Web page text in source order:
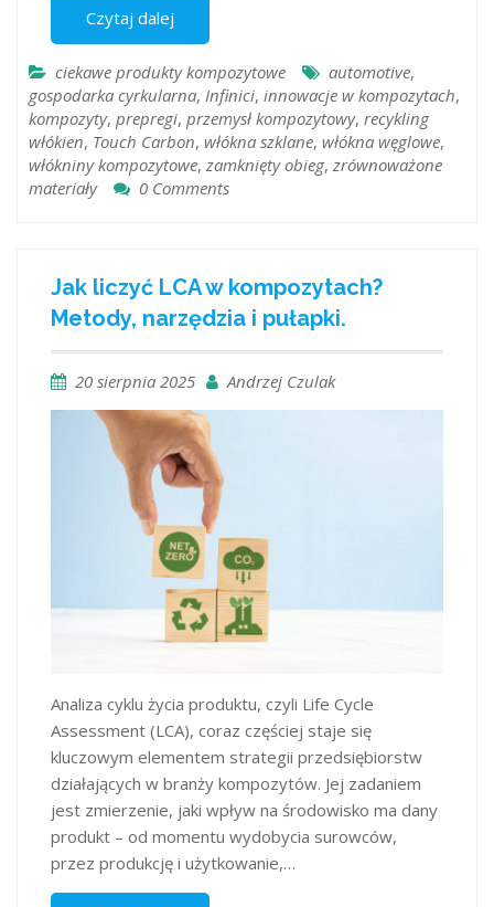
Czytaj dalej
ciekawe produkty kompozytowe automotive,
gospodarka cyrkularna, Infinici, innowacje w kompozytach,
kompozyty, prepregi, przemysł kompozytowy, recykling
włókien, Touch Carbon, włókna szklane, włókna węglowe,
włókniny kompozytowe, zamknięty obieg, zrównoważone
materiały
0 Comments
Jak liczyć LCA w kompozytach?
Metody, narzędzia i pułapki.
20 sierpnia 2025 Andrzej Czulak
Analiza cyklu życia produktu, czyli Life Cycle
Assessment (LCA), coraz częściej staje się
kluczowym elementem strategii przedsiębiorstw
działających w branży kompozytów. Jej zadaniem
jest zmierzenie, jaki wpływ na środowisko ma dany
produkt – od momentu wydobycia surowców,
przez produkcję i użytkowanie,…